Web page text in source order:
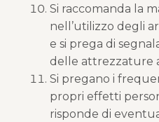
Si raccomanda la
nell’utilizzo degli
e si prega di
delle attrezzature
Si pregano i
propri effetti
risponde di